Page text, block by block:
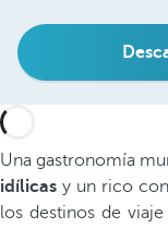
Una gastronomía
idílicas y un rico
los destinos de